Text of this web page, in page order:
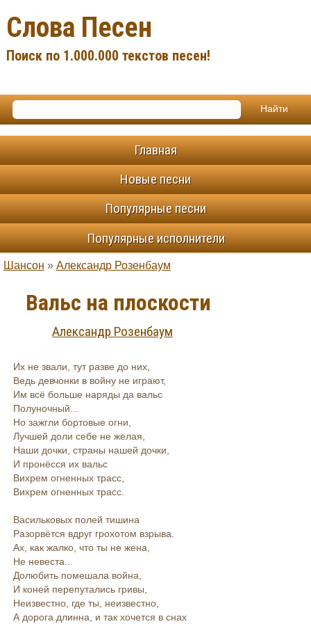
Слова Песен
Поиск по 1.000.000 текстов песен!
Главная
Новые песни
Популярные песни
Популярные исполнители
Шансон » Александр Розенбаум
Вальс на плоскости
Александр Розенбаум
Их не звали, тут разве до них,
Ведь девчонки в войну не играют,
Им всё больше наряды да вальс
Полуночный...
Но зажгли бортовые огни,
Лучшей доли себе не желая,
Наши дочки, страны нашей дочки,
И пронёсся их вальс
Вихрем огненных трасс,
Вихрем огненных трасс.
Васильковых полей тишина
Разорвётся вдруг грохотом взрыва.
Ах, как жалко, что ты не жена,
Не невеста...
Долюбить помешала война,
И коней перепутались гривы,
Неизвестно, где ты, неизвестно,
А дорога длинна, и так хочется в снах